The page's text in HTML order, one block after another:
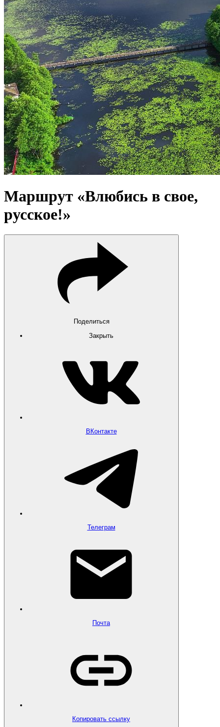
Маршрут «Влюбись в свое,
русское!»
Поделиться
Закрыть
ВКонтакте
Телеграм
Почта
Копировать ссылку